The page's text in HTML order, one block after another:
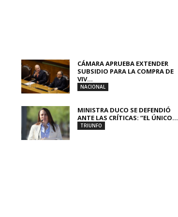
CÁMARA APRUEBA EXTENDER
SUBSIDIO PARA LA COMPRA DE
VIV...
NACIONAL
MINISTRA DUCO SE DEFENDIÓ
ANTE LAS CRÍTICAS: “EL ÚNICO...
TRIUNFO